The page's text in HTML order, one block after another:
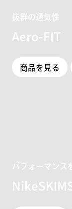
抜群の通気性
Aero-FIT
商品を見る
パフォーマンス